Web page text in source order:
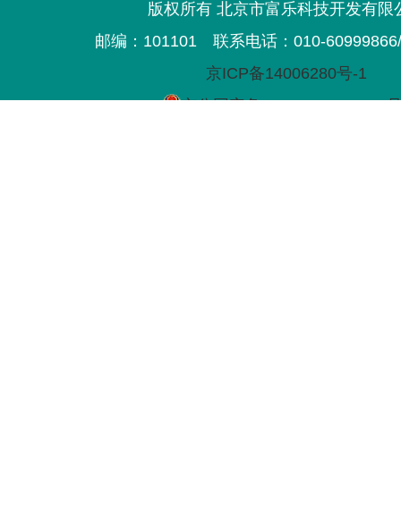
版权所有 北京市富乐科技开发有限
邮编：101101
联系电话：010-
京ICP备14006280号-1
京公网安备11011702000593